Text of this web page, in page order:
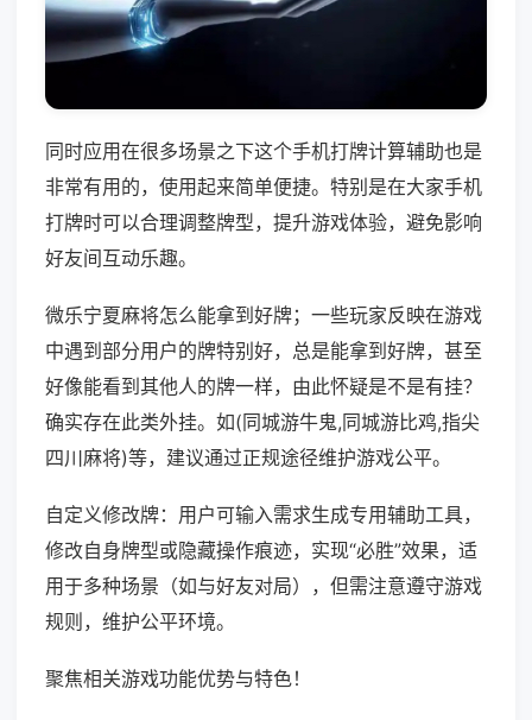
同时应用在很多场景之下这个手机打牌计算辅助也是
非常有用的，使用起来简单便捷。特别是在大家手机
打牌时可以合理调整牌型，提升游戏体验，避免影响
好友间互动乐趣。
微乐宁夏麻将怎么能拿到好牌；一些玩家反映在游戏
中遇到部分用户的牌特别好，总是能拿到好牌，甚至
好像能看到其他人的牌一样，由此怀疑是不是有挂？
确实存在此类外挂。如(同城游牛鬼,同城游比鸡,指尖
四川麻将)等，建议通过正规途径维护游戏公平。
自定义修改牌：用户可输入需求生成专用辅助工具，
修改自身牌型或隐藏操作痕迹，实现“必胜”效果，适
用于多种场景（如与好友对局），但需注意遵守游戏
规则，维护公平环境。
聚焦相关游戏功能优势与特色！